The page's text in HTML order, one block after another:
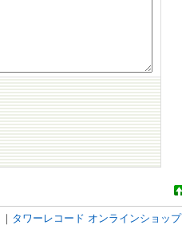
｜ タワーレコード オンラインショップ